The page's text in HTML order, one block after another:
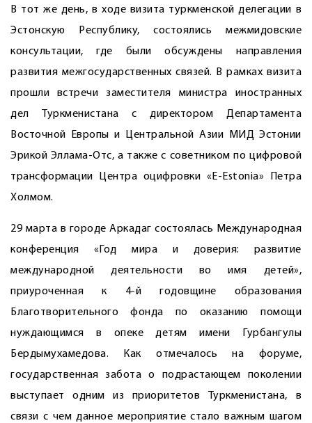
В тот же день, в ходе визита турк­менской делегации в
Эстонскую Республику, состоялись межмидовские
консультации, где были обсуждены направления
развития межгосударственных связей. В рамках визита
прошли встречи заместителя министра иностранных
дел Туркменистана с директором Департамента
Восточной Европы и Центральной Азии МИД Эстонии
Эрикой Эллама-Отс, а также с советником по цифровой
трансформации Центра оцифровки «E-Estonia» Петра
Холмом.
29 марта в городе Аркадаг состоялась Международная
конференция «Год мира и доверия: развитие
международной деятельности во имя детей»,
приуроченная к 4-й годовщине образования
Благотворительного фонда по оказанию помощи
нуждающимся в опеке детям имени Гурбангулы
Бердымухамедова. Как отмечалось на форуме,
государственная забота о подрастающем поколении
выступает одним из приоритетов Туркменистана, в
связи с чем данное мероприятие стало важным шагом